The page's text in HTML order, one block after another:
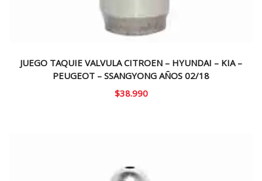
JUEGO TAQUIE VALVULA CITROEN – HYUNDAI – KIA –
PEUGEOT – SSANGYONG AÑOS 02/18
$38.990